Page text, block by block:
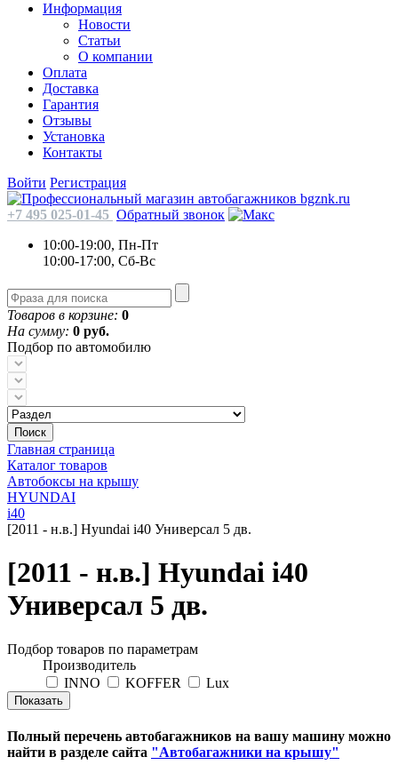
Информация
Новости
Статьи
О компании
Оплата
Доставка
Гарантия
Отзывы
Установка
Контакты
Войти Регистрация
+7 495 025-01-45 Обратный звонок
10:00-19:00, Пн-Пт
10:00-17:00, Сб-Вс
Товаров в корзине: 0
На сумму: 0 руб.
Подбор по автомобилю
Поиск
Главная страница
Каталог товаров
Автобоксы на крышу
HYUNDAI
i40
[2011 - н.в.] Hyundai i40 Универсал 5 дв.
[2011 - н.в.] Hyundai i40
Универсал 5 дв.
Подбор товаров по параметрам
Производитель
INNO
KOFFER Lux
Полный перечень автобагажников на вашу машину можно
найти в разделе сайта "Автобагажники на крышу"